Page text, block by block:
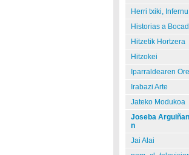
Herri txiki,
Historias a
Hitzetik Hortzera
Hitzokei
Iparraldearen
Irabazi Arte
Jateko Modukoa
Joseba
n
Jai Alai